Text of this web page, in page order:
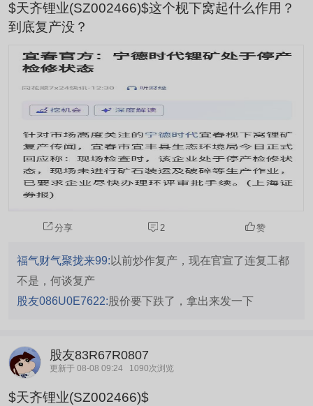
$天齐锂业(SZ002466)$这个枧下窝起什么作用？
到底复产没？
分享 2 赞
福气财气聚拢来99: 以前炒作复产，现在官宣了连复工都
不是，何谈复产
股友086U0E7622: 股价要下跌了，拿出来发一下
股友83R67R0807
更新于 08-08 09:24 1090次浏览
$天齐锂业(SZ002466)$